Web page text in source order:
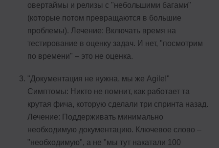
овертаймы и релизы с "небольшими багами"
(которые потом превращаются в большие
проблемы). Лечение: Включать время на
тестирование в оценку задач. И нет, "посмотрим
по времени" – это не оценка.
"Документация не нужна, мы же Agile!"
Симптомы: Никто не помнит, как работает та
крутая фича, которую сделали три спринта назад.
Лечение: Поддерживать минимально
необходимую документацию. Ключевое слово –
"необходимую", а не "мы тут накатали 100